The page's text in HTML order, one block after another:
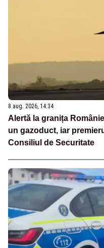
8 aug. 2026, 14:34
Alertă la granița
un gazoduct, iar
Consiliul de Securitate